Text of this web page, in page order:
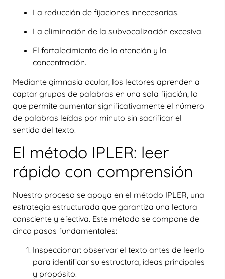
La reducción de fijaciones innecesarias.
La eliminación de la subvocalización excesiva.
El fortalecimiento de la atención y la
concentración.
Mediante gimnasia ocular , los lectores aprenden a
captar grupos de palabras en una sola fijación, lo
que permite aumentar significativamente el número
de palabras leídas por minuto sin sacrificar el
sentido del texto.
El método IPLER: leer
rápido con comprensión
Nuestro proceso se apoya en el método IPLER, una
estrategia estructurada que garantiza una lectura
consciente y efectiva. Este método se compone de
cinco pasos fundamentales:
Inspeccionar: observar el texto antes de leerlo
para identificar su estructura, ideas principales
y propósito.